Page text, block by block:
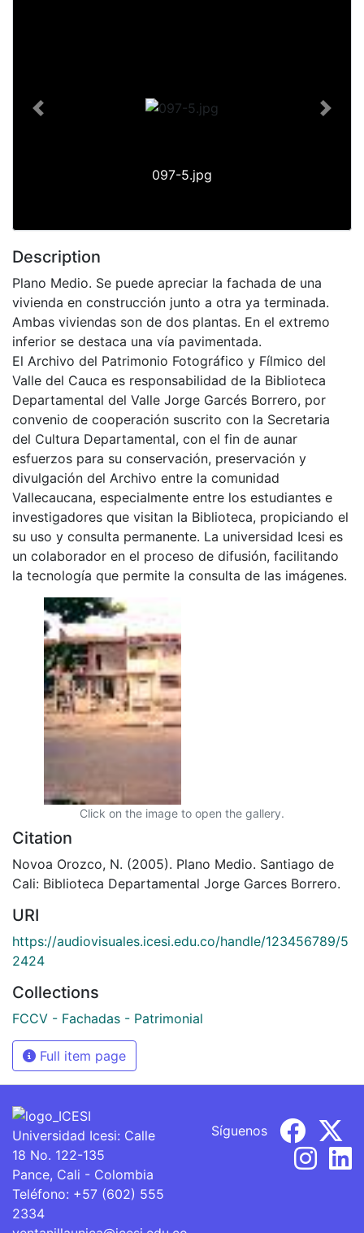
097-5.jpg
Previous Next
Description
Plano Medio. Se puede apreciar la fachada de una
vivienda en construcción junto a otra ya terminada.
Ambas viviendas son de dos plantas. En el extremo
inferior se destaca una vía pavimentada.
El Archivo del Patrimonio Fotográfico y Fílmico del
Valle del Cauca es responsabilidad de la Biblioteca
Departamental del Valle Jorge Garcés Borrero, por
convenio de cooperación suscrito con la Secretaria
del Cultura Departamental, con el fin de aunar
esfuerzos para su conservación, preservación y
divulgación del Archivo entre la comunidad
Vallecaucana, especialmente entre los estudiantes e
investigadores que visitan la Biblioteca, propiciando el
su uso y consulta permanente. La universidad Icesi es
un colaborador en el proceso de difusión, facilitando
la tecnología que permite la consulta de las imágenes.
Click on the image to open the gallery.
Citation
Novoa Orozco, N. (2005). Plano Medio. Santiago de
Cali: Biblioteca Departamental Jorge Garces Borrero.
URI
https://audiovisuales.icesi.edu.co/handle/123456789/5
2424
Collections
FCCV - Fachadas - Patrimonial
Full item page
Universidad Icesi: Calle
18 No. 122-135
Pance, Cali - Colombia
Teléfono: +57 (602) 555
2334
Síguenos